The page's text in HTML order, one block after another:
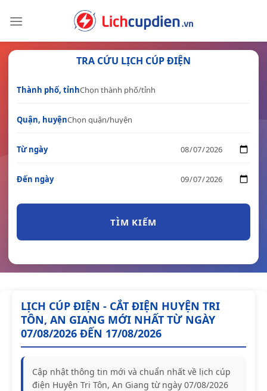
TRA CỨU LỊCH CÚP ĐIỆN
Thành phố, tỉnh
Quận, huyện
Từ ngày
Đến ngày
TÌM KIẾM
LỊCH CÚP ĐIỆN - CẮT ĐIỆN HUYỆN TRI
TÔN, AN GIANG MỚI NHẤT TỪ NGÀY
07/08/2026 ĐẾN 17/08/2026
Cập nhật thông tin mới và chuẩn nhất về lịch cúp
điện Huyện Tri Tôn, An Giang từ ngày 07/08/2026